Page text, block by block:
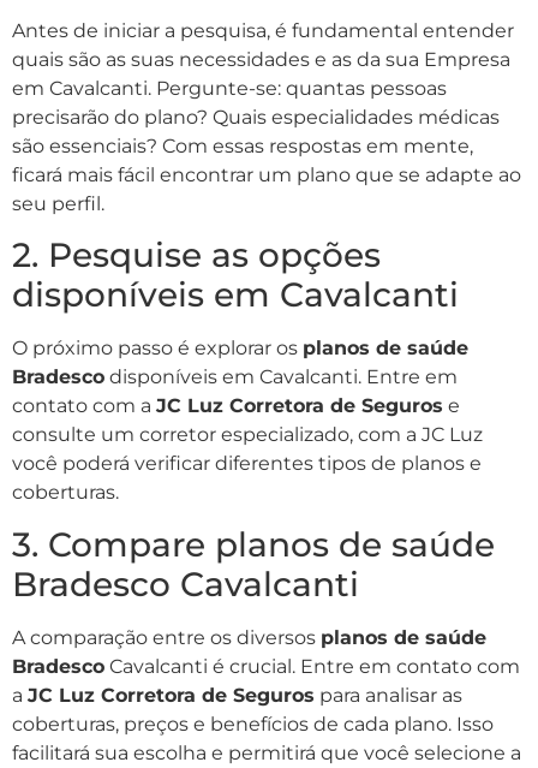
Antes de iniciar a pesquisa, é fundamental entender
quais são as suas necessidades e as da sua Empresa
em Cavalcanti. Pergunte-se: quantas pessoas
precisarão do plano? Quais especialidades médicas
são essenciais? Com essas respostas em mente,
ficará mais fácil encontrar um plano que se adapte ao
seu perfil.
2. Pesquise as opções
disponíveis em Cavalcanti
O próximo passo é explorar os planos de saúde
Bradesco disponíveis em Cavalcanti. Entre em
contato com a JC Luz Corretora de Seguros e
consulte um corretor especializado, com a JC Luz
você poderá verificar diferentes tipos de planos e
coberturas.
3. Compare planos de saúde
Bradesco Cavalcanti
A comparação entre os diversos planos de saúde
Bradesco Cavalcanti é crucial. Entre em contato com
a JC Luz Corretora de Seguros para analisar as
coberturas, preços e benefícios de cada plano. Isso
facilitará sua escolha e permitirá que você selecione a